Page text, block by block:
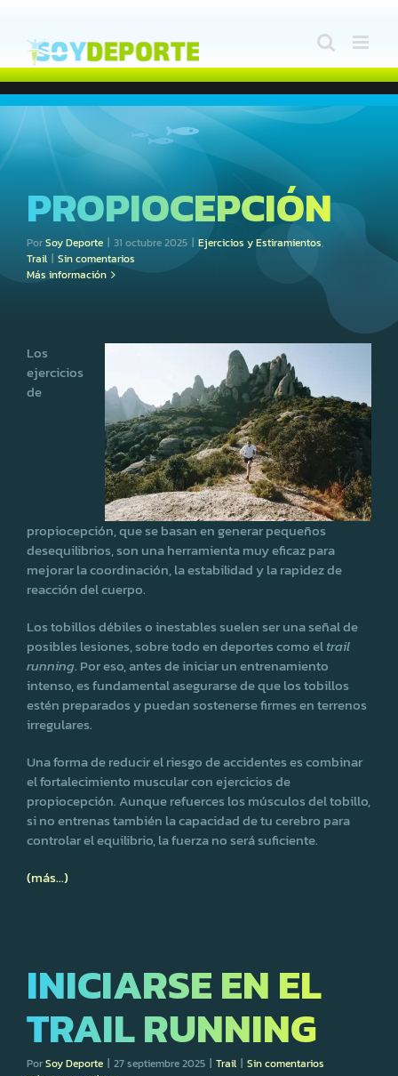
contenido
PROPIOCEPCIÓN
PorSoy Deporte | 31 octubre 2025 | Ejercicios y Estiramientos,
Trail | Sin comentarios
Más información
Los
ejercicios
de
propiocepción, que se basan en generar pequeños
desequilibrios, son una herramienta muy eficaz para
mejorar la coordinación, la estabilidad y la rapidez de
reacción del cuerpo.
Los tobillos débiles o inestables suelen ser una señal de
posibles lesiones, sobre todo en deportes como eltrail
running. Por eso, antes de iniciar un entrenamiento
intenso, es fundamental asegurarse de que los tobillos
estén preparados y puedan sostenerse firmes en terrenos
irregulares.
Una forma de reducir el riesgo de accidentes es combinar
el fortalecimiento muscular con ejercicios de
propiocepción. Aunque refuerces los músculos del tobillo,
si no entrenas también la capacidad de tu cerebro para
controlar el equilibrio, la fuerza no será suficiente.
(más…)
INICIARSE EN EL
TRAIL RUNNING
PorSoy Deporte | 27 septiembre 2025 | Trail | Sin comentarios